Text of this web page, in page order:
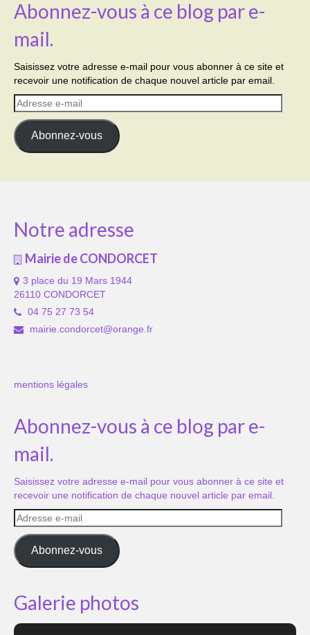
Abonnez-vous à ce blog par e-
mail.
Saisissez votre adresse e-mail pour vous abonner à ce site et
recevoir une notification de chaque nouvel article par email.
Adresse
e-
mail
Abonnez-vous
Notre adresse
Mairie de CONDORCET
3 place du 19 Mars 1944
26110 CONDORCET
04 75 27 73 54
mairie.condorcet@orange.fr
mentions légales
Abonnez-vous à ce blog par e-
mail.
Saisissez votre adresse e-mail pour vous abonner à ce site et
recevoir une notification de chaque nouvel article par email.
Adresse
e-
mail
Abonnez-vous
Galerie photos